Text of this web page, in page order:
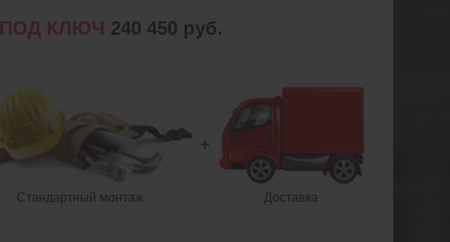
ПОД КЛЮЧ 240 450 руб.
Стандартный монтаж
+
Доставка